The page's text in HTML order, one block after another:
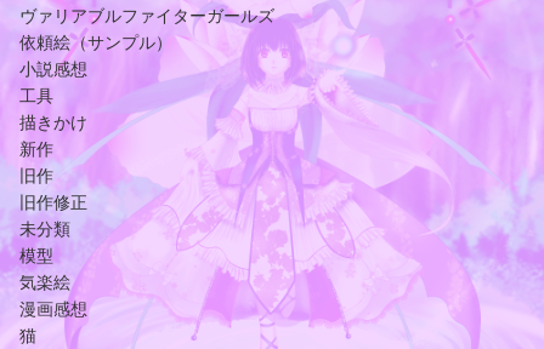
ヴァリアブルファイターガールズ
依頼絵（サンプル）
小説感想
工具
描きかけ
新作
旧作
旧作修正
未分類
模型
気楽絵
漫画感想
猫